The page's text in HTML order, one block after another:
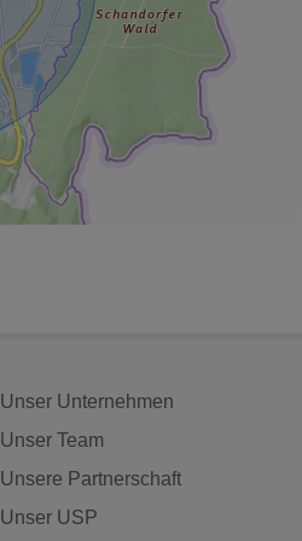
Unser Unternehmen
Unser Team
Unsere Partnerschaft
Unser USP